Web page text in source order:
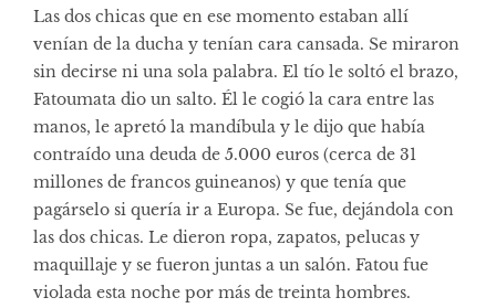
Las dos chicas que en ese momento estaban allí
venían de la ducha y tenían cara cansada. Se miraron
sin decirse ni una sola palabra. El tío le soltó el brazo,
Fatoumata dio un salto. Él le cogió la cara entre las
manos, le apretó la mandíbula y le dijo que había
contraído una deuda de 5.000 euros (cerca de 31
millones de francos guineanos) y que tenía que
pagárselo si quería ir a Europa. Se fue, dejándola con
las dos chicas. Le dieron ropa, zapatos, pelucas y
maquillaje y se fueron juntas a un salón. Fatou fue
violada esta noche por más de treinta hombres.